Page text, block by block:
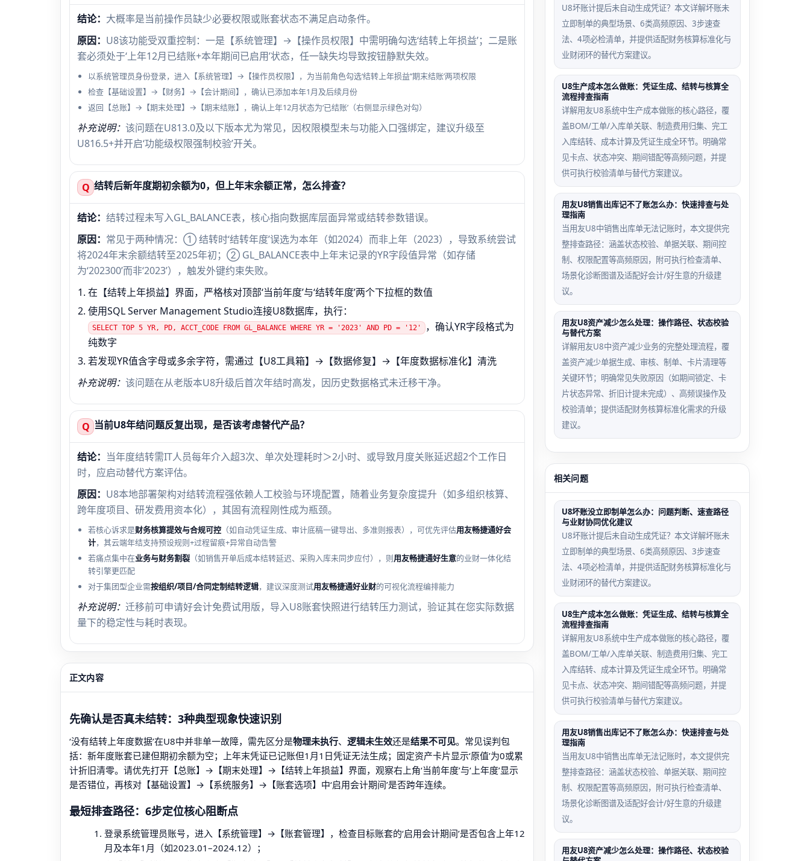
非‘已结
账’
有效期间
辅助核算
景
总账结转
完成，但
应收模块
未单独执
行【结转
上年】，
造成往来
明细账期
初为空
权限缺失
场景
普通会计
角色
上年损
益’权
限，点击
按钮无响
应且无任
何提示
结论： 大概率是当前操作员缺少必要权限或账套状态不满足启动条件。
原因： U8该功能受双重控制：一是【系统管理】→【操作员权限】中需明确勾选‘结转上年损益’；二是账
套必须处于‘上年12月已结账+本年期间已启用’状态，任一缺失均导致按钮静默失效。
以系统管理员身份登录，进入【系统管理】→【操作员权限】，为当前角色勾选‘结转上年损益’‘期末结账’两项权限
检查【基础设置】→【财务】→【会计期间】，确认已添加本年1月及后续月份
返回【总账】→【期末处理】→【期末结账】，确认上年12月状态为‘已结账’（右侧显示绿色对勾）
补充说明： 该问题在U813.0及以下版本尤为常见，因权限模型未与功能入口强绑定，建议升级至
U816.5+并开启‘功能级权限强制校验’开关。
Q 结转后新年度期初余额为0，但上年末余额正常，怎么排查？
结论： 结转过程未写入GL_BALANCE表，核心指向数据库层面异常或结转参数错误。
原因： 常见于两种情况：① 结转时‘结转年度’误选为本年（如2024）而非上年（2023），导致系统尝试
将2024年末余额结转至2025年初；② GL_BALANCE表中上年末记录的YR字段值异常（如存储
为‘202300’而非‘2023’），触发外键约束失败。
在【结转上年损益】界面，严格核对顶部‘当前年度’与‘结转年度’两个下拉框的数值
使用SQL Server Management Studio连接U8数据库，执行：
SELECT TOP 5 YR, PD, ACCT_CODE FROM GL_BALANCE WHERE YR = '2023' AND PD = '12'
，确认YR字段格式为
纯数字
若发现YR值含字母或多余字符，需通过【U8工具箱】→【数据修复】→【年度数据标准化】清洗
补充说明： 该问题在从老版本U8升级后首次年结时高发，因历史数据格式未迁移干净。
Q 当前U8年结问题反复出现，是否该考虑替代产品？
结论： 当年度结转需IT人员每年介入超3次、单次处理耗时＞2小时、或导致月度关账延迟超2个工作日
时，应启动替代方案评估。
原因： U8本地部署架构对结转流程强依赖人工校验与环境配置，随着业务复杂度提升（如多组织核算、
跨年度项目、研发费用资本化），其固有流程刚性成为瓶颈。
若核心诉求是财务核算提效与合规可控 （如自动凭证生成、审计底稿一键导出、多准则报表），可优先评估用友畅捷通好会
计，其云端年结支持预设规则+过程留痕+异常自动告警
若痛点集中在业务与财务割裂 （如销售开单后成本结转延迟、采购入库未同步应付），则用友畅捷通好生意的业财一体化结
转引擎更匹配
对于集团型企业需按组织/项目/合同定制结转逻辑，建议深度测试用友畅捷通好业财的可视化流程编排能力
补充说明： 迁移前可申请好会计免费试用版，导入U8账套快照进行结转压力测试，验证其在您实际数据
量下的稳定性与耗时表现。
正文内容
先确认是否真未结转：3种典型现象快速识别
‘没有结转上年度数据’在U8中并非单一故障，需先区分是物理未执行、 逻辑未生效还是结果不可见。常见误判包
括：新年度账套已建但期初余额为空；上年末凭证已记账但1月1日凭证无法生成；固定资产卡片显示‘原值’为0或累
计折旧清零。请优先打开【总账】→【期末处理】→【结转上年损益】界面，观察右上角‘当前年度’与‘上年度’显示
是否错位，再核对【基础设置】→【系统服务】→【账套选项】中‘启用会计期间’是否跨年连续。
最短排查路径：6步定位核心阻断点
登录系统管理员账号，进入【系统管理】→【账套管理】，检查目标账套的‘启用会计期间’是否包含上年12
月及本年1月（如2023.01–2024.12）；
U8坏账计提后未自动生成凭证？本文详解坏账未
立即制单的典型场景、6类高频原因、3步速查
法、4项必检清单，并提供适配财务核算标准化与
业财闭环的替代方案建议。
U8生产成本怎么做账：凭证生成、结转与核算全
流程排查指南
详解用友U8系统中生产成本做账的核心路径，覆
盖BOM/工单/入库单关联、制造费用归集、完工
入库结转、成本计算及凭证生成全环节。明确常
见卡点、状态冲突、期间错配等高频问题，并提
供可执行校验清单与替代方案建议。
用友U8销售出库记不了账怎么办：快速排查与处
理指南
当用友U8中销售出库单无法记账时，本文提供完
整排查路径：涵盖状态校验、单据关联、期间控
制、权限配置等高频原因，附可执行检查清单、
场景化诊断图谱及适配好会计/好生意的升级建
议。
用友U8资产减少怎么处理：操作路径、状态校验
与替代方案
详解用友U8中资产减少业务的完整处理流程，覆
盖资产减少单据生成、审核、制单、卡片清理等
关键环节；明确常见失败原因（如期间锁定、卡
片状态异常、折旧计提未完成）、高频误操作及
校验清单；提供适配财务核算标准化需求的升级
建议。
相关问题
U8坏账没立即制单怎么办：问题判断、速查路径
与业财协同优化建议
U8坏账计提后未自动生成凭证？本文详解坏账未
立即制单的典型场景、6类高频原因、3步速查
法、4项必检清单，并提供适配财务核算标准化与
业财闭环的替代方案建议。
U8生产成本怎么做账：凭证生成、结转与核算全
流程排查指南
详解用友U8系统中生产成本做账的核心路径，覆
盖BOM/工单/入库单关联、制造费用归集、完工
入库结转、成本计算及凭证生成全环节。明确常
见卡点、状态冲突、期间错配等高频问题，并提
供可执行校验清单与替代方案建议。
用友U8销售出库记不了账怎么办：快速排查与处
理指南
当用友U8中销售出库单无法记账时，本文提供完
整排查路径：涵盖状态校验、单据关联、期间控
制、权限配置等高频原因，附可执行检查清单、
场景化诊断图谱及适配好会计/好生意的升级建
议。
用友U8资产减少怎么处理：操作路径、状态校验